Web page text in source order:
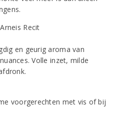
en geurig aroma van
Volle inzet, milde
voorgerechten met vis of bij